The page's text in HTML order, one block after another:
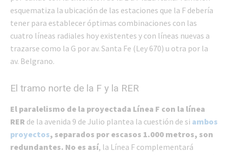
esquematiza la ubicación de las estaciones que la F debería
tener para establecer óptimas combinaciones con las
cuatro líneas radiales hoy existentes y con líneas nuevas a
trazarse como la G por av. Santa Fe (Ley 670) u otra por la
av. Belgrano.
El tramo norte de la F y la RER
El paralelismo de la proyectada Línea F con la línea
RER de la avenida 9 de Julio plantea la cuestión de si ambos
proyectos, separados por escasos 1.000 metros, son
redundantes. No es así, la Línea F complementará